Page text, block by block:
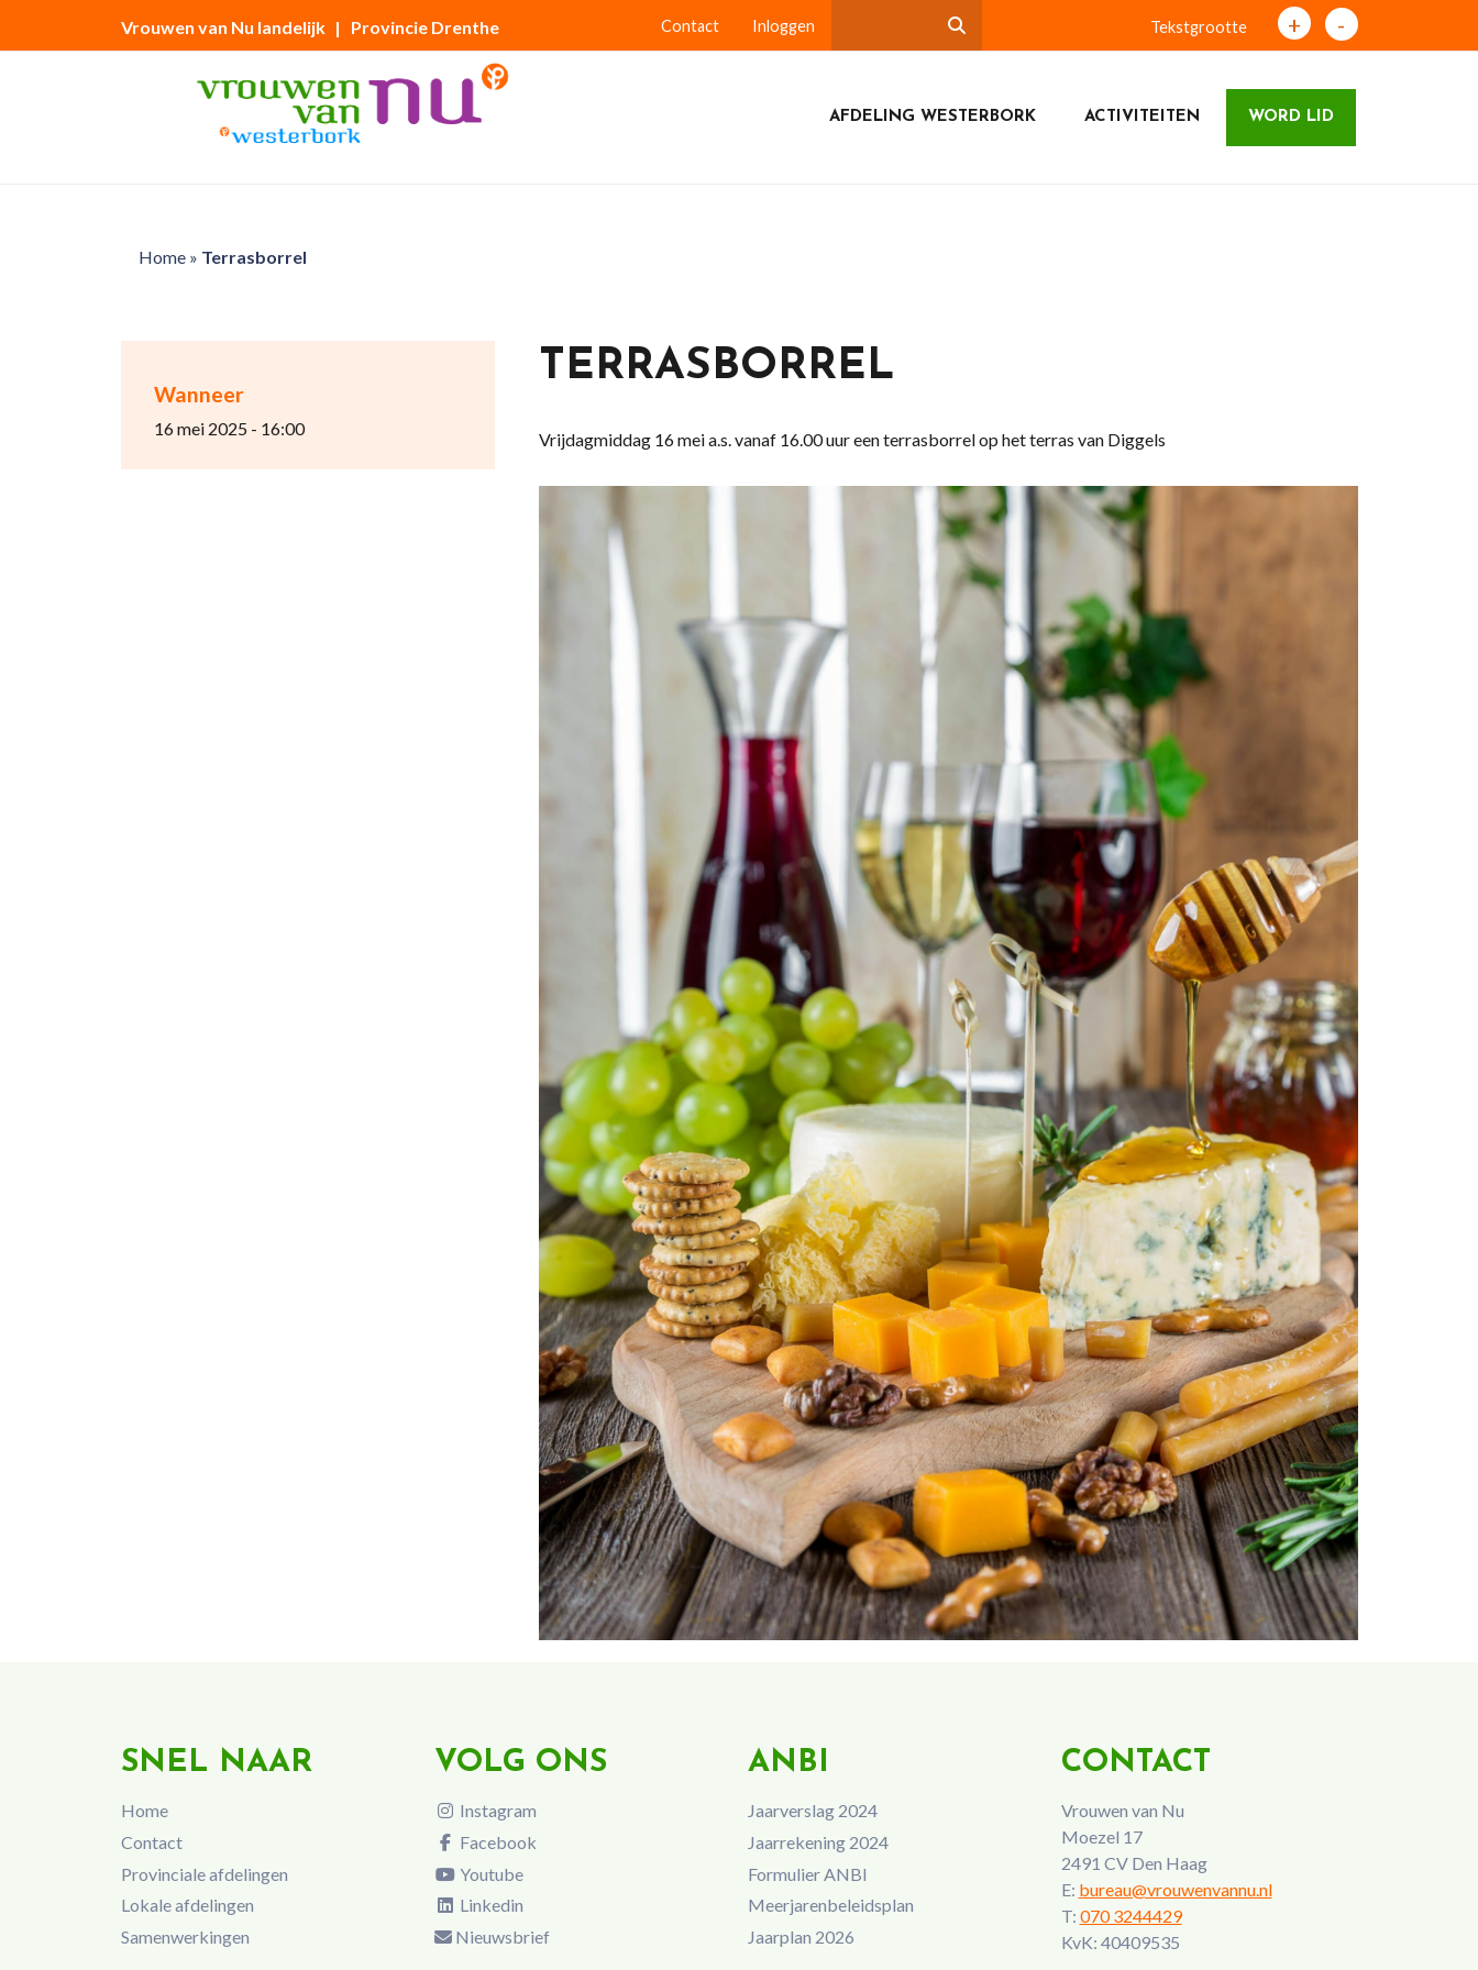
Vrouwen van Nu landelijk | Provincie Drenthe Contact Inloggen Tekstgrootte + -
AFDELING WESTERBORK ACTIVITEITEN WORD LID
Home» Terrasborrel
Wanneer
16 mei 2025 - 16:00
TERRASBORREL
Vrijdagmiddag 16 mei a.s. vanaf 16.00 uur een terrasborrel op het terras van Diggels
SNEL NAAR
Home
Contact
Provinciale afdelingen
Lokale afdelingen
Samenwerkingen
VOLG ONS
Instagram
Facebook
Youtube
Linkedin
Nieuwsbrief
ANBI
Jaarverslag 2024
Jaarrekening 2024
Formulier ANBI
Meerjarenbeleidsplan
Jaarplan 2026
CONTACT
Vrouwen van Nu
Moezel 17
2491 CV Den Haag
E: bureau@vrouwenvannu.nl
T: 070 3244429
KvK: 40409535